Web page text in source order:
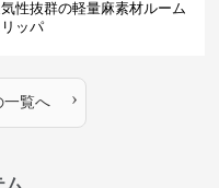
性抜群の軽量麻素材ルーム
ッパ
一覧へ ›
ム